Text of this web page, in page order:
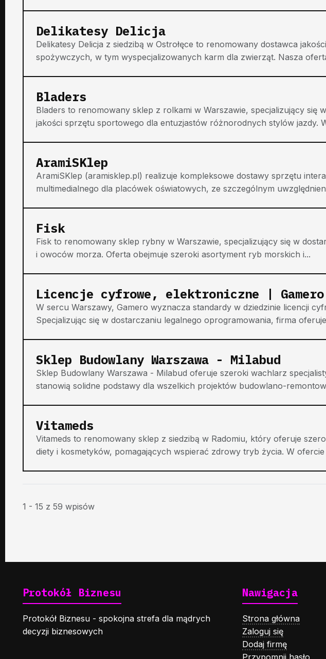
Delikatesy Delicja
Delikatesy Delicja z siedzibą w Ostrołęce to renomowany dostawca
spożywczych, w tym wyspecjalizowanych karm dla zwierząt. Nasza
Bladers
Bladers to renomowany sklep z rolkami w Warszawie, specjalizujący się
jakości sprzętu sportowego dla entuzjastów różnorodnych stylów jazdy.
AramiSKlep
AramiSKlep (aramisklep.pl) realizuje kompleksowe dostawy sprzętu
multimedialnego dla placówek oświatowych, ze szczególnym
Fisk
Fisk to renomowany sklep rybny w Warszawie, specjalizujący się w
i owoców morza. Oferta obejmuje szeroki asortyment ryb morskich i...
Licencje cyfrowe, elektroniczne | Gamero
W sercu Warszawy, Gamero wyznacza standardy w dziedzinie licencji
Specjalizując się w dostarczaniu legalnego oprogramowania, firma
Sklep Budowlany Warszawa - Milabud
Sklep Budowlany Warszawa - Milabud oferuje szeroki wachlarz
stanowią solidne podstawy dla wszelkich projektów budowlano-
Vitameds
Vitameds to renomowany sklep z siedzibą w Radomiu, który oferuje
diety i kosmetyków, pomagających wspierać zdrowy tryb życia. W ofercie
1 - 15 z 59 wpisów
Protokół Biznesu
Protokół Biznesu - spokojna strefa dla mądrych
decyzji biznesowych
Nawigacja
Strona główna
Zaloguj się
Dodaj firmę
Przypomnij hasło